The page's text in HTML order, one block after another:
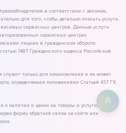
в соответствии с законом,
для того, чтобы детально описать услуги,
сервисных центров. Данные услуги
сервисных центрах
лицами в гражданском обороте,
1487 Гражданского кодекса Российской
служит только для ознакомления и не может
определяемая положениями Статьей 437 ГК
о наличии и ценах на товары и услуги,
форму обратной связи на сайте или